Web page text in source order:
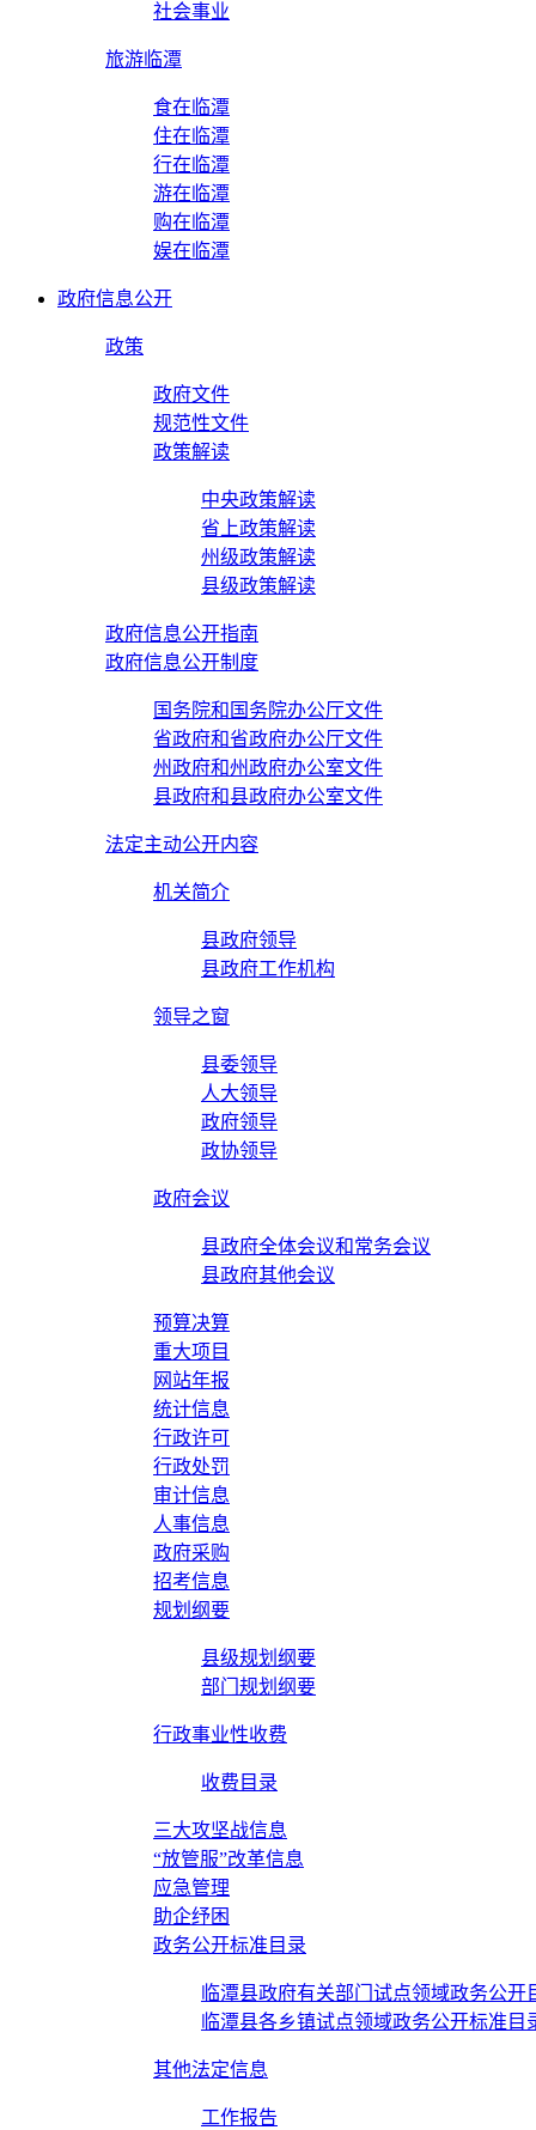
社会事业
旅游临潭
食在临潭
住在临潭
行在临潭
游在临潭
购在临潭
娱在临潭
政府信息公开
政策
政府文件
规范性文件
政策解读
中央政策解读
省上政策解读
州级政策解读
县级政策解读
政府信息公开指南
政府信息公开制度
国务院和国务院办公厅文件
省政府和省政府办公厅文件
州政府和州政府办公室文件
县政府和县政府办公室文件
法定主动公开内容
机关简介
县政府领导
县政府工作机构
领导之窗
县委领导
人大领导
政府领导
政协领导
政府会议
县政府全体会议和常务会议
县政府其他会议
预算决算
重大项目
网站年报
统计信息
行政许可
行政处罚
审计信息
人事信息
政府采购
招考信息
规划纲要
县级规划纲要
部门规划纲要
行政事业性收费
收费目录
三大攻坚战信息
“放管服”改革信息
应急管理
助企纾困
政务公开标准目录
临潭县政府有关部门试点领域政务公开
临潭县各乡镇试点领域政务公开标准目
其他法定信息
工作报告